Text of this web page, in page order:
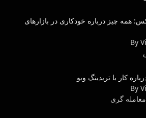
همه چیز درباره خودکاری در بازارهای
By
کار با تریدینگ ویو
By